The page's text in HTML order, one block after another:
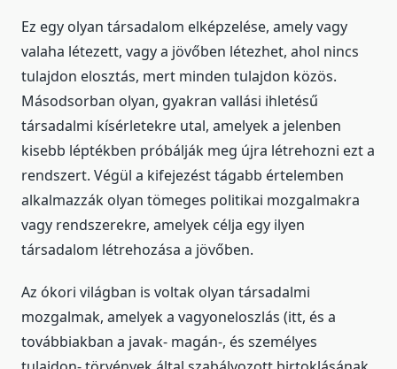
Ez egy olyan társadalom elképzelése, amely vagy
valaha létezett, vagy a jövőben létezhet, ahol nincs
tulajdon elosztás, mert minden tulajdon közös.
Másodsorban olyan, gyakran vallási ihletésű
társadalmi kísérletekre utal, amelyek a jelenben
kisebb léptékben próbálják meg újra létrehozni ezt a
rendszert. Végül a kifejezést tágabb értelemben
alkalmazzák olyan tömeges politikai mozgalmakra
vagy rendszerekre, amelyek célja egy ilyen
társadalom létrehozása a jövőben.
Az ókori világban is voltak olyan társadalmi
mozgalmak, amelyek a vagyoneloszlás (itt, és a
továbbiakban a javak- magán-, és személyes